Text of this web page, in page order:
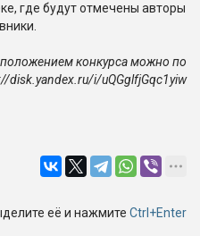
где будут отмечены авторы
конкурса можно по
disk.yandex.ru/i/uQGglfjGqc1yiw
её и нажмите Ctrl+Enter